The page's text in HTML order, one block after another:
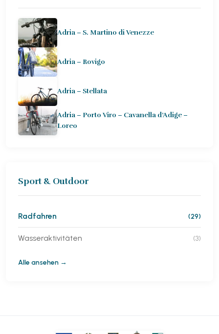
Adria – S. Martino di Venezze
Adria – Rovigo
Adria – Stellata
Adria – Porto Viro – Cavanella d’Adige –
Loreo
Sport & Outdoor
Radfahren (29)
Wasseraktivitäten (3)
Alle ansehen →